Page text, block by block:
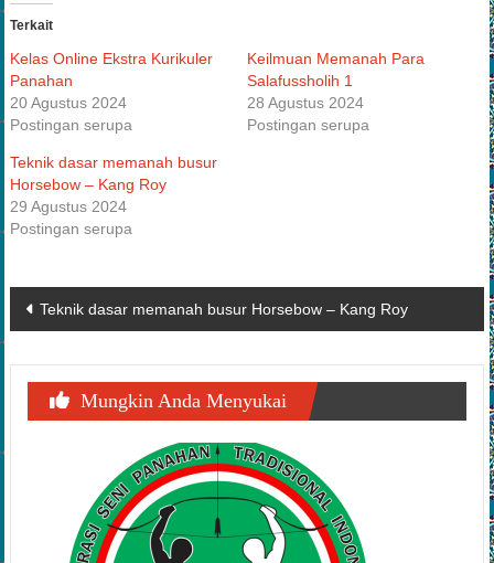
Terkait
Kelas Online Ekstra Kurikuler
Panahan
20 Agustus 2024
Postingan serupa
Keilmuan Memanah Para
Salafussholih 1
28 Agustus 2024
Postingan serupa
Teknik dasar memanah busur
Horsebow – Kang Roy
29 Agustus 2024
Postingan serupa
Navigasi
Teknik dasar memanah busur Horsebow – Kang Roy
Mungkin Anda Menyukai